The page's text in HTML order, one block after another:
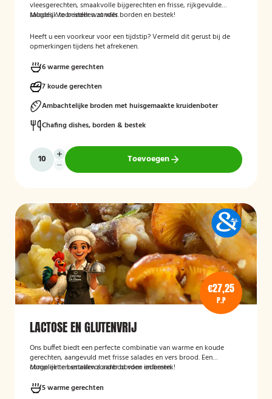
vleesgerechten, smaakvolle bijgerechten en frisse, rijkgevulde
salades. Voor ieder wat wils.
Mogelijk te bestellen zonder borden en bestek!
Heeft u een voorkeur voor een tijdstip? Vermeld dit gerust bij de
opmerkingen tijdens het afrekenen.
6 warme gerechten
7 koude gerechten
Ambachtelijke broden met huisgemaakte kruidenboter
Chafing dishes, borden & bestek
Toevoegen
€27,25
P.P
LACTOSE EN GLUTENVRIJ
Ons buffet biedt een perfecte combinatie van warme en koude
gerechten, aangevuld met frisse salades en vers brood. Een
compleet en smaakvol aanbod voor iedereen.
Mogelijk te bestellen zonder borden en bestek!
5 warme gerechten